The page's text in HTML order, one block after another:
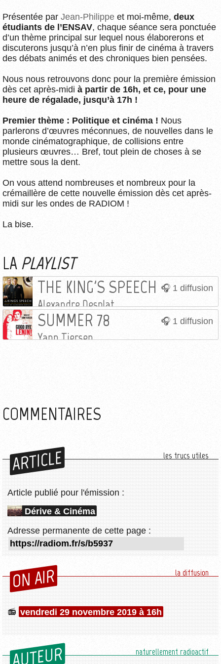
Présentée par Jean-Philippe et moi-même, deux
étudiants de l’ENSAV, chaque séance sera ponctuée
d’un thème principal sur lequel nous élaborerons et
discuterons jusqu’à n’en plus finir de cinéma à travers
des débats animés et des chroniques bien pensées.
Nous nous retrouvons donc pour la première émission
dès cet après-midi à partir de 16h, et ce, pour une
heure de régalade, jusqu’à 17h !
Premier thème : Politique et cinéma ! Nous
parlerons d’œuvres méconnues, de nouvelles dans le
monde cinématographique, de collisions entre
plusieurs œuvres… Bref, tout plein de choses à se
mettre sous la dent.
On vous attend nombreuses et nombreux pour la
crémaillère de cette nouvelle émission dès cet après-
midi sur les ondes de RADIOM !
La bise.
LA PLAYLIST
1 diffusion
THE KING'S SPEECH
Alexandre Desplat
1 diffusion
SUMMER 78
Yann Tiersen
COMMENTAIRES
ARTICLE les trucs utiles
Article publié pour l'émission :
Dérive & Cinéma
Adresse permanente de cette page :
ON AIR la diffusion
vendredi 29 novembre 2019 à 16h
AUTEUR naturellement radioactif